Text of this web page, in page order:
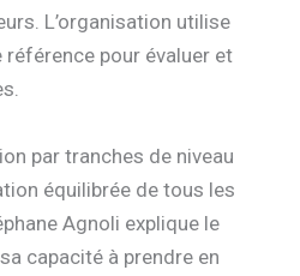
L’organisation utilise
référence pour évaluer et
par tranches de niveau
équilibrée de tous les
Agnoli explique le
capacité à prendre en